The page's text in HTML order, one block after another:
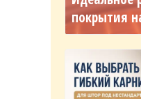
покрытия